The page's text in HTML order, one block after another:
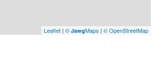
Leaflet | © JawgMaps | © OpenStreetMap